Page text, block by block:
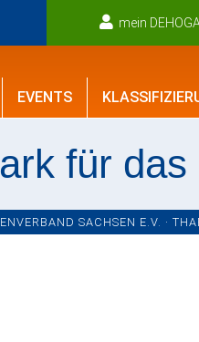
mein DEHOGA
EVENTS
für
SACHSEN E.V. ·